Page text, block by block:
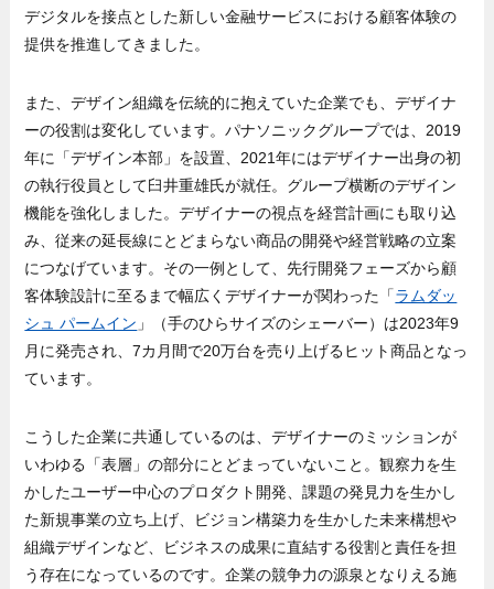
デジタルを接点とした新しい金融サービスにおける顧客体験の
提供を推進してきました。
また、デザイン組織を伝統的に抱えていた企業でも、デザイナ
ーの役割は変化しています。パナソニックグループでは、2019
年に「デザイン本部」を設置、2021年にはデザイナー出身の初
の執行役員として臼井重雄氏が就任。グループ横断のデザイン
機能を強化しました。デザイナーの視点を経営計画にも取り込
み、従来の延長線にとどまらない商品の開発や経営戦略の立案
につなげています。その一例として、先行開発フェーズから顧
客体験設計に至るまで幅広くデザイナーが関わった「ラムダッ
シュ パームイン 」（手のひらサイズのシェーバー）は2023年9
月に発売され、7カ月間で20万台を売り上げるヒット商品となっ
ています。
こうした企業に共通しているのは、デザイナーのミッションが
いわゆる「表層」の部分にとどまっていないこと。観察力を生
かしたユーザー中心のプロダクト開発、課題の発見力を生かし
た新規事業の立ち上げ、ビジョン構築力を生かした未来構想や
組織デザインなど、ビジネスの成果に直結する役割と責任を担
う存在になっているのです。企業の競争力の源泉となりえる施